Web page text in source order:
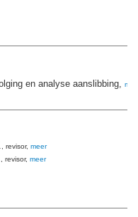
en analyse aanslibbing,
, revisor, meer
, revisor, meer